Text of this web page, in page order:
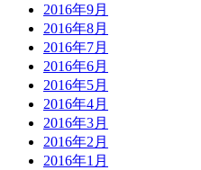
2016年9月
2016年8月
2016年7月
2016年6月
2016年5月
2016年4月
2016年3月
2016年2月
2016年1月